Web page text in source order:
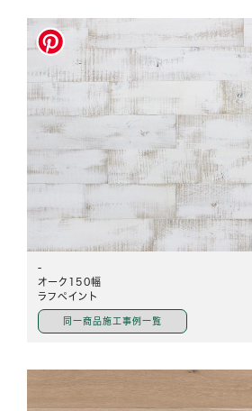
-
オーク150幅
ラフペイント
同一商品施工事例一覧